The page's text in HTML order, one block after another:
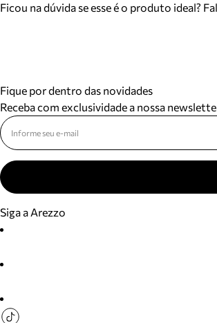
Ficou na dúvida se esse é o produto ideal?
Fique por dentro das novidades
Receba com exclusividade a nossa
Siga a Arezzo